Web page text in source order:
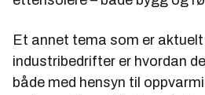
Et annet tema som er
industribedrifter er hvordan
både med hensyn til